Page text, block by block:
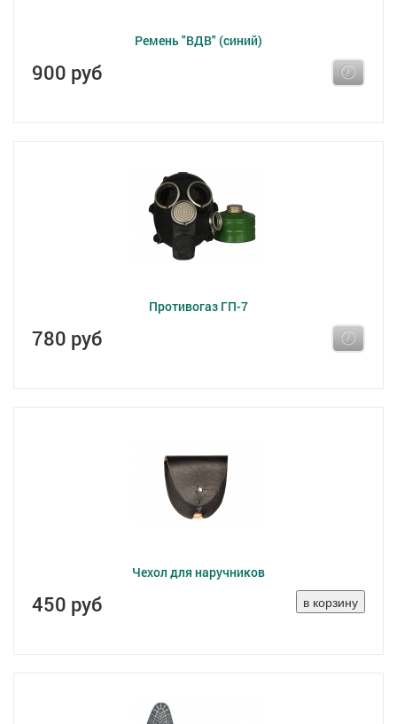
Ремень "ВДВ" (синий)
900 руб
Противогаз ГП-7
780 руб
Чехол для наручников
450 руб